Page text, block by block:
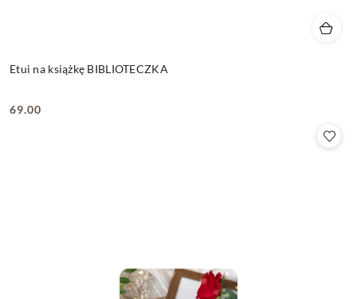
Etui na książkę BIBLIOTECZKA
Cena:
69.00